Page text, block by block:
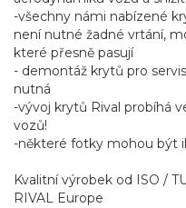
-všechny námi nabízené
není nutné žadné vrtání,
které přesně pasují
- demontáž krytů pro
nutná
-vývoj krytů Rival probíhá
vozů!
-některé fotky mohou být
Kvalitní výrobek od ISO /
RIVAL Europe